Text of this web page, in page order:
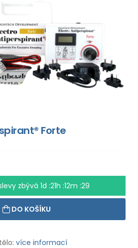
Forte
zbývá 1d :21h :12m :29
DO KOŠÍKU
více informací